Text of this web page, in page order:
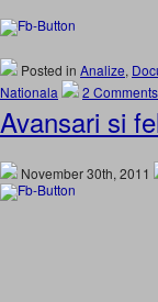
Posted in Analize,
Nationala
2
Avansari si
November 30th, 2011